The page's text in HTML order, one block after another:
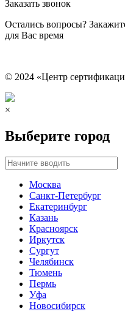
Заказать звонок
Остались вопросы?
для Вас время
© 2024 «Центр
×
Выберите город
Москва
Санкт-Петербург
Екатеринбург
Казань
Красноярск
Иркутск
Сургут
Челябинск
Тюмень
Пермь
Уфа
Новосибирск